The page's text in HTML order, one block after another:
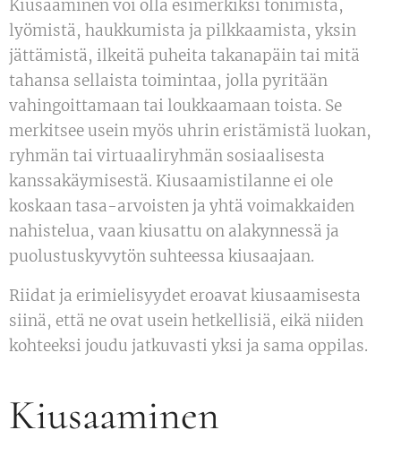
Kiusaaminen voi olla esimerkiksi tönimistä,
lyömistä, haukkumista ja pilkkaamista, yksin
jättämistä, ilkeitä puheita takanapäin tai mitä
tahansa sellaista toimintaa, jolla pyritään
vahingoittamaan tai loukkaamaan toista. Se
merkitsee usein myös uhrin eristämistä luokan,
ryhmän tai virtuaaliryhmän sosiaalisesta
kanssakäymisestä. Kiusaamistilanne ei ole
koskaan tasa-arvoisten ja yhtä voimakkaiden
nahistelua, vaan kiusattu on alakynnessä ja
puolustuskyvytön suhteessa kiusaajaan.
Riidat ja erimielisyydet eroavat kiusaamisesta
siinä, että ne ovat usein hetkellisiä, eikä niiden
kohteeksi joudu jatkuvasti yksi ja sama oppilas.
Kiusaaminen